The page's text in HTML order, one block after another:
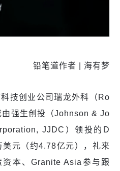
铅笔道作者 | 海有梦
技创业公司瑞龙外科（Ro
强生创投（Johnson & Jo
JJDC）领投的D
元（约4.78亿元），礼来
本、Granite Asia参与跟